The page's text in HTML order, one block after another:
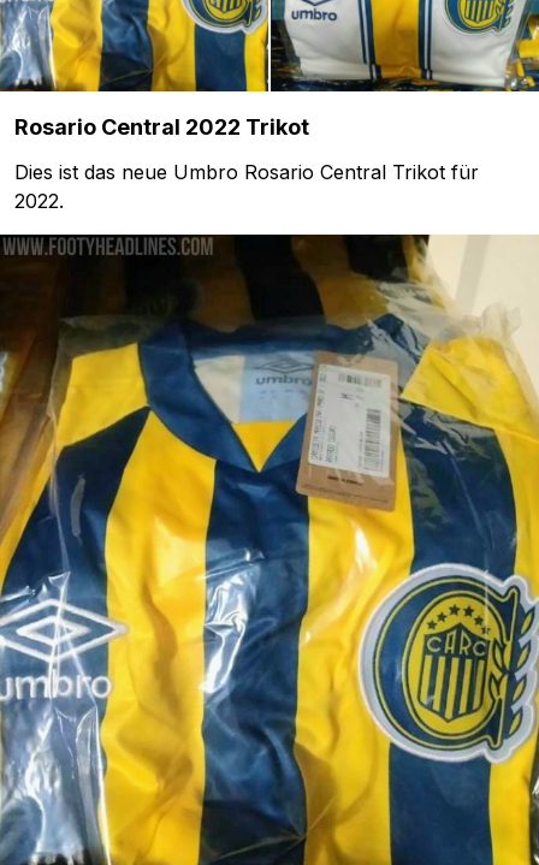
Rosario Central 2022 Trikot
Dies ist das neue Umbro Rosario Central Trikot für
2022.